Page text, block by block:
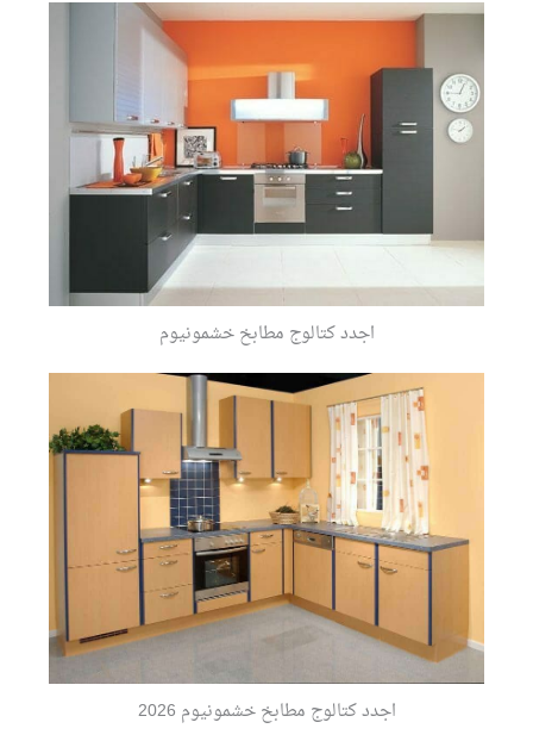
اجدد كتالوج مطابخ خشمونيوم
اجدد كتالوج مطابخ خشمونيوم 2026